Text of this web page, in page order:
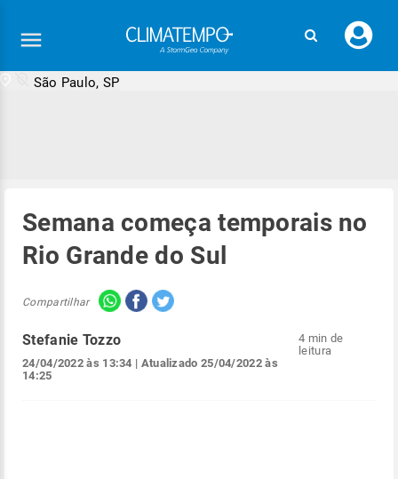
seu
São Paulo, SP
Semana começa temporais no
Rio Grande do Sul
Compartilhar
Stefanie Tozzo
24/04/2022 às 13:34 | Atualizado 25/04/2022 às
14:25
4 min de
leitura